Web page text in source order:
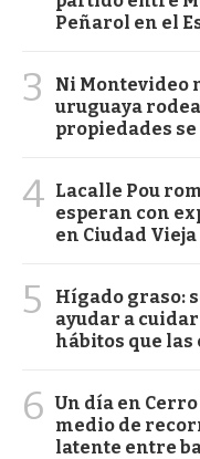
Peñarol en el
3
Ni Montevideo
uruguaya
propiedades
4 Lacalle Pou
esperan con
en Ciudad Vieja
5
Hígado graso:
ayudar a
hábitos que
6 Un día en
medio de
latente entre